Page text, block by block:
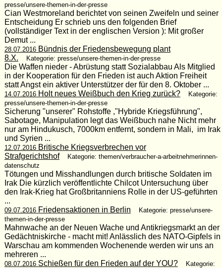
presse/unsere-themen-in-der-presse
Cian Westmoreland berichtet von seinen Zweifeln und seiner
Entscheidung Er schrieb uns den folgenden Brief
(vollständiger Text in der englischen Version ): Mit großer
Demut ...
28.07.2016Bündnis der Friedensbewegung plant
8.X.
Kategorie: presse/unsere-themen-in-der-presse
Die Waffen nieder - Abrüstung statt Sozialabbau Als Mitglied
in der Kooperation für den Frieden ist auch Aktion Freiheit
statt Angst ein aktiver Unterstützer der für den 8. Oktober ...
14.07.2016Holt neues Weißbuch den Krieg zurück?
Kategorie:
presse/unsere-themen-in-der-presse
Sicherung "unserer" Rohstoffe ,"Hybride Kriegsführung",
Sabotage, Manipulation legt das Weißbuch nahe Nicht mehr
nur am Hindukusch, 7000km entfernt, sondern in Mali, im Irak
und Syrien ...
12.07.2016Britische Kriegsverbrechen vor
Strafgerichtshof
Kategorie: themen/verbraucher-a-arbeitnehmerinnen-
datenschutz
Tötungen und Misshandlungen durch britische Soldaten im
Irak Die kürzlich veröffentlichte Chilcot Untersuchung über
den Irak-Krieg hat Großbritanniens Rolle in der US-geführten
...
09.07.2016Friedensaktionen in Berlin
Kategorie: presse/unsere-
themen-in-der-presse
Mahnwache an der Neuen Wache und Antikriegsmarkt an der
Gedächtniskirche - macht mit! Anlässlich des NATO-Gipfels in
Warschau am kommenden Wochenende werden wir uns an
mehreren ...
08.07.2016Schießen für den Frieden auf der YOU?
Kategorie: